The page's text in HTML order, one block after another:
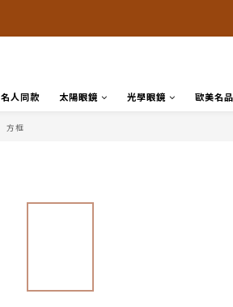
名人同款 太陽眼鏡 光學眼鏡 歐美名品
方框